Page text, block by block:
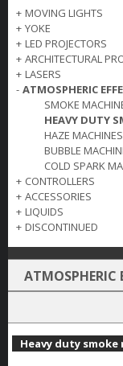
KONTAKT
+ MOVING LIGHTS
+ YOKE
+ LED PROJECTORS
+ ARCHITECTURAL
+ LASERS
- ATMOSPHERIC
SMOKE
HEAVY DUTY
HAZE MACHINES
BUBBLE
COLD SPARK
+ CONTROLLERS
+ ACCESSORIES
+ LIQUIDS
+ DISCONTINUED
ATMOSPHERIC
Heavy duty smoke